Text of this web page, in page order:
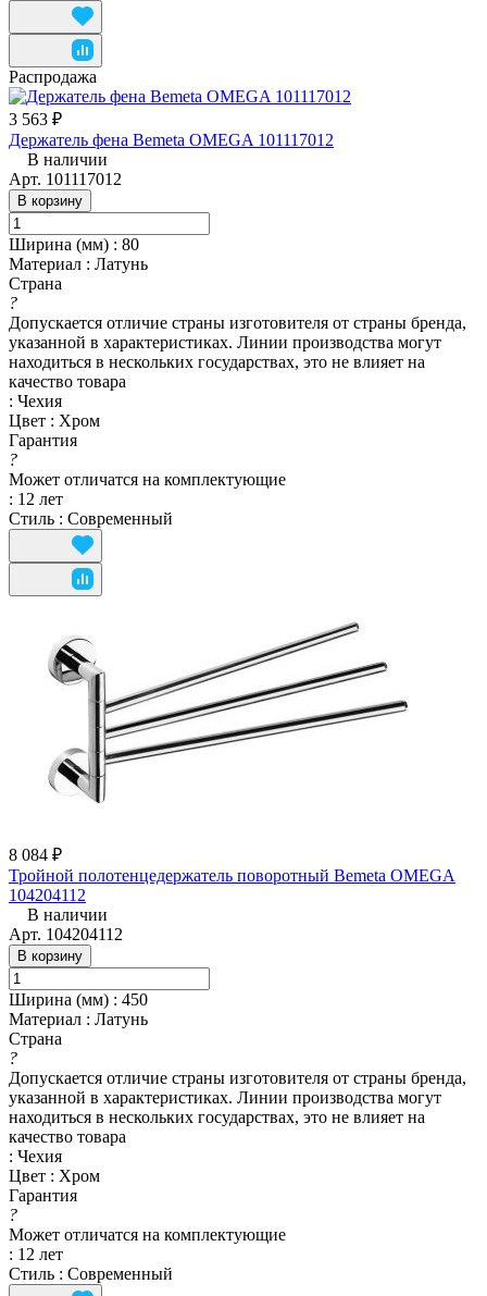
Распродажа
3 563 ₽
Держатель фена Bemeta OMEGA 101117012
В наличии
Арт. 101117012
В корзину
Ширина (мм) : 80
Материал : Латунь
Страна
?
Допускается отличие страны изготовителя от страны бренда,
указанной в характеристиках. Линии производства могут
находиться в нескольких государствах, это не влияет на
качество товара
: Чехия
Цвет : Хром
Гарантия
?
Может отличатся на комплектующие
: 12 лет
Стиль : Современный
8 084 ₽
Тройной полотенцедержатель поворотный Bemeta OMEGA
104204112
В наличии
Арт. 104204112
В корзину
Ширина (мм) : 450
Материал : Латунь
Страна
?
Допускается отличие страны изготовителя от страны бренда,
указанной в характеристиках. Линии производства могут
находиться в нескольких государствах, это не влияет на
качество товара
: Чехия
Цвет : Хром
Гарантия
?
Может отличатся на комплектующие
: 12 лет
Стиль : Современный